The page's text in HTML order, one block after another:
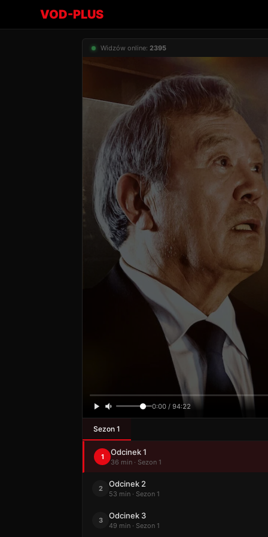
VOD-PLUS
Widzów online: 2395
0:00 / 94:22
Sezon 1
1 Odcinek 1
36 min · Sezon 1
2 Odcinek 2
53 min · Sezon 1
3 Odcinek 3
49 min · Sezon 1